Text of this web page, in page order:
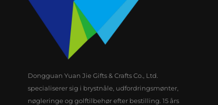
Dongguan Yuan Jie Gifts & Crafts Co., Ltd.
specialiserer sig i brystnåle, udfordringsmønter,
nøgleringe og golftilbehør efter bestilling. 15 års